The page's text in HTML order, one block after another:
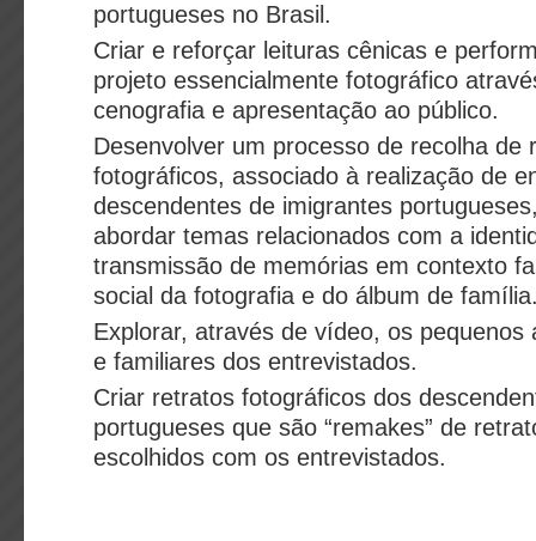
portugueses no Brasil.
Criar e reforçar leituras cênicas e
projeto essencialmente fotográfico
cenografia e apresentação ao público.
Desenvolver um processo de recolha de
fotográficos, associado à realização de
descendentes de imigrantes
abordar temas relacionados com a
transmissão de memórias em contexto
social da fotografia e do álbum de
Explorar, através de vídeo, os pequenos
e familiares dos entrevistados.
Criar retratos fotográficos dos
portugueses que são “remakes” de
escolhidos com os entrevistados.